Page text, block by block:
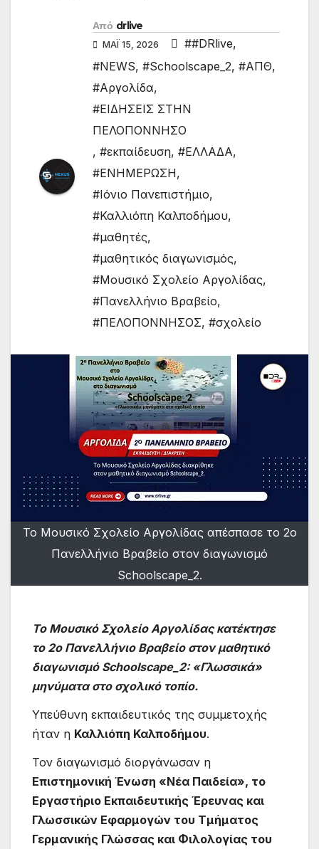
Από drlive
ΜΆΙ 15, 2026 ##DRlive,
#NEWS, #Schoolscape_2, #ΑΠΘ,
#Αργολίδα,
#ΕΙΔΗΣΕΙΣ ΣΤΗΝ
ΠΕΛΟΠΟΝΝΗΣΟ
, #εκπαίδευση, #ΕΛΛΑΔΑ,
#ΕΝΗΜΕΡΩΣΗ,
#Ιόνιο Πανεπιστήμιο,
#Καλλιόπη Καλποδήμου,
#μαθητές,
#μαθητικός διαγωνισμός,
#Μουσικό Σχολείο Αργολίδας,
#Πανελλήνιο Βραβείο,
#ΠΕΛΟΠΟΝΝΗΣΟΣ, #σχολείο
Το Μουσικό Σχολείο Αργολίδας απέσπασε το 2ο
Πανελλήνιο Βραβείο στον διαγωνισμό
Schoolscape_2.
Το Μουσικό Σχολείο Αργολίδας κατέκτησε
το 2ο Πανελλήνιο Βραβείο στον μαθητικό
διαγωνισμό Schoolscape_2: «Γλωσσικά»
μηνύματα στο σχολικό τοπίο.
Υπεύθυνη εκπαιδευτικός της συμμετοχής
ήταν η Καλλιόπη Καλποδήμου.
Τον διαγωνισμό διοργάνωσαν η
Επιστημονική Ένωση «Νέα Παιδεία», το
Εργαστήριο Εκπαιδευτικής Έρευνας και
Γλωσσικών Εφαρμογών του Τμήματος
Γερμανικής Γλώσσας και Φιλολογίας του